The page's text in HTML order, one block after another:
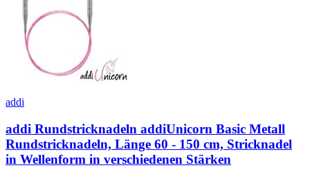
addi
addi Rundstricknadeln addiUnicorn Basic Metall
Rundstricknadeln, Länge 60 - 150 cm, Stricknadel
in Wellenform in verschiedenen Stärken